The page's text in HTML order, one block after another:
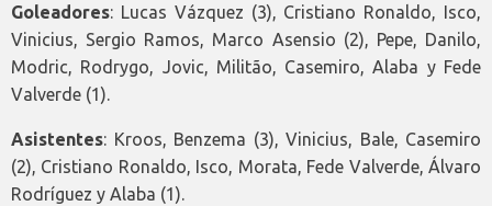
Goleadores: Lucas Vázquez (3), Cristiano Ronaldo, Isco,
Vinicius, Sergio Ramos, Marco Asensio (2), Pepe, Danilo,
Modric, Rodrygo, Jovic, Militão, Casemiro, Alaba y Fede
Valverde (1).
Asistentes: Kroos, Benzema (3), Vinicius, Bale, Casemiro
(2), Cristiano Ronaldo, Isco, Morata, Fede Valverde, Álvaro
Rodríguez y Alaba (1).